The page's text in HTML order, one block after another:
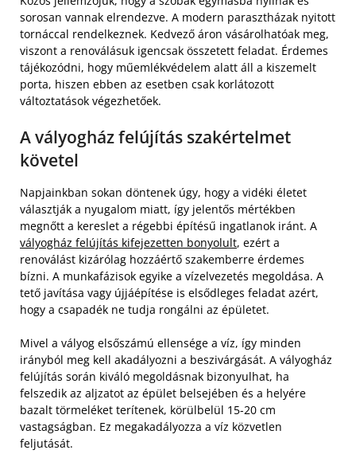
sorosan vannak elrendezve. A modern parasztházak nyitott
tornáccal rendelkeznek. Kedvező áron vásárolhatóak meg,
viszont a renoválásuk igencsak összetett feladat. Érdemes
tájékozódni, hogy műemlékvédelem alatt áll a kiszemelt
porta, hiszen ebben az esetben csak korlátozott
változtatások végezhetőek.
A vályogház felújítás szakértelmet
követel
Napjainkban sokan döntenek úgy, hogy a vidéki életet
választják a nyugalom miatt, így jelentős mértékben
megnőtt a kereslet a régebbi építésű ingatlanok iránt. A
vályogház felújítás kifejezetten bonyolult, ezért a
renoválást kizárólag hozzáértő szakemberre érdemes
bízni. A munkafázisok egyike a vízelvezetés megoldása. A
tető javítása vagy újjáépítése is elsődleges feladat azért,
hogy a csapadék ne tudja rongálni az épületet.
Mivel a vályog elsőszámú ellensége a víz, így minden
irányból meg kell akadályozni a beszivárgását. A vályogház
felújítás során kiváló megoldásnak bizonyulhat, ha
felszedik az aljzatot az épület belsejében és a helyére
bazalt törmeléket terítenek, körülbelül 15-20 cm
vastagságban. Ez megakadályozza a víz közvetlen
feljutását.